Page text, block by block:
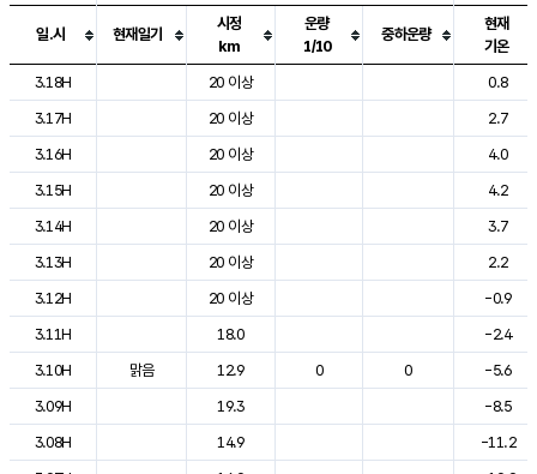
도시별 기상실황표로 지점, 날씨, 기온, 강수, 바람, 기압등을 안내한 표입
일.시 현재일기
시정
km
운량
1/10
중하운량
현재
기온
3.18H
20 이상
0.8
3.17H
20 이상
2.7
3.16H
20 이상
4.0
3.15H
20 이상
4.2
3.14H
20 이상
3.7
3.13H
20 이상
2.2
3.12H
20 이상
-0.9
3.11H
18.0
-2.4
3.10H
맑음 12.9 0 0
-5.6
3.09H
19.3
-8.5
3.08H
14.9
-11.2